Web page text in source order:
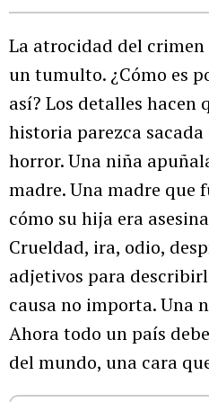
La atrocidad del
un tumulto. ¿Cómo es
así? Los detalles hacen
historia parezca
horror. Una niña
madre. Una madre que
cómo su hija era
Crueldad, ira, odio,
adjetivos para
causa no importa. Una
Ahora todo un país
del mundo, una cara